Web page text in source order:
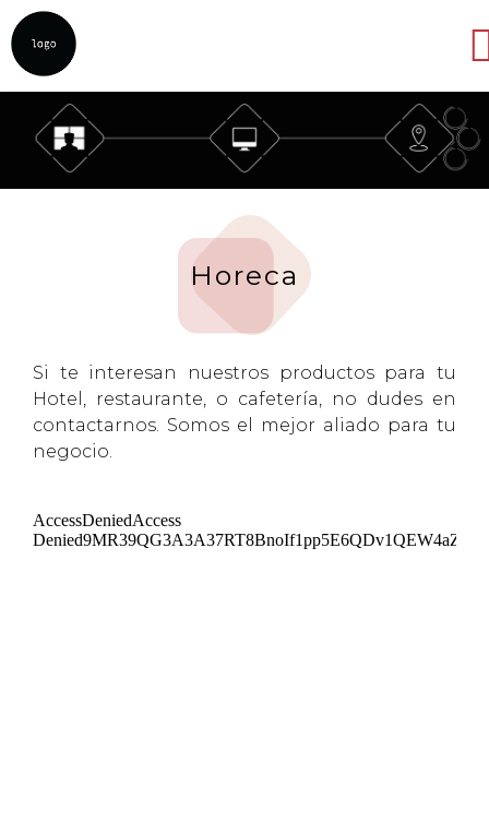
Horeca
Si te interesan nuestros productos para tu
Hotel, restaurante, o cafetería, no dudes en
contactarnos. Somos el mejor aliado para tu
negocio.